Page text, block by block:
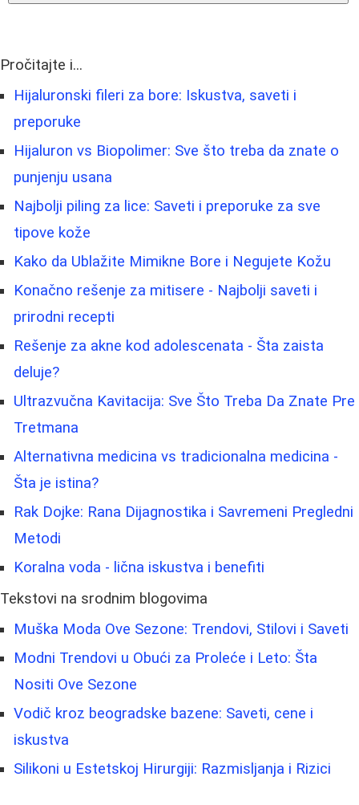
Pročitajte i...
Hijaluronski fileri za bore: Iskustva, saveti i
preporuke
Hijaluron vs Biopolimer: Sve što treba da znate o
punjenju usana
Najbolji piling za lice: Saveti i preporuke za sve
tipove kože
Kako da Ublažite Mimikne Bore i Negujete Kožu
Konačno rešenje za mitisere - Najbolji saveti i
prirodni recepti
Rešenje za akne kod adolescenata - Šta zaista
deluje?
Ultrazvučna Kavitacija: Sve Što Treba Da Znate Pre
Tretmana
Alternativna medicina vs tradicionalna medicina -
Šta je istina?
Rak Dojke: Rana Dijagnostika i Savremeni Pregledni
Metodi
Koralna voda - lična iskustva i benefiti
Tekstovi na srodnim blogovima
Muška Moda Ove Sezone: Trendovi, Stilovi i Saveti
Modni Trendovi u Obući za Proleće i Leto: Šta
Nositi Ove Sezone
Vodič kroz beogradske bazene: Saveti, cene i
iskustva
Silikoni u Estetskoj Hirurgiji: Razmisljanja i Rizici